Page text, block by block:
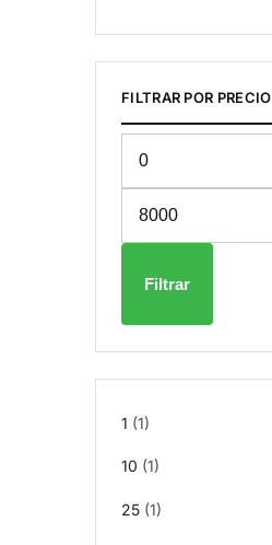
FILTRAR POR PRECIO
Filtrar
1 (1)
10 (1)
25 (1)